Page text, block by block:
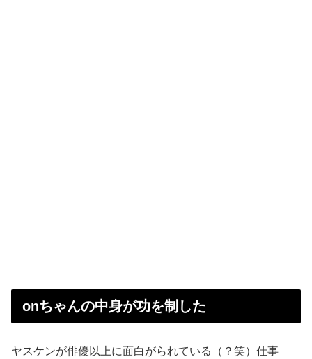
onちゃんの中身が功を制した
ヤスケンが俳優以上に面白がられている（？笑）仕事